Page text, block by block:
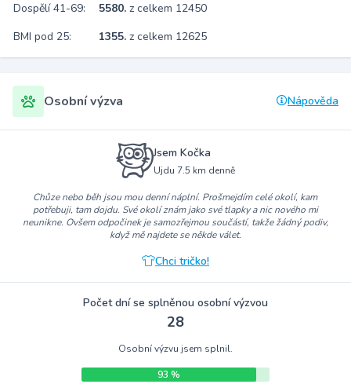
Dospělí 41-69:
5580. z celkem 12450
BMI pod 25:
1355. z celkem 12625
Osobní výzva Nápověda
Jsem Kočka
Ujdu 7.5 km denně
Chůze nebo běh jsou mou denní náplní. Prošmejdím celé okolí, kam
potřebuji, tam dojdu. Své okolí znám jako své tlapky a nic nového mi
neunikne. Ovšem odpočinek je samozřejmou součástí, takže žádný podiv,
když mě najdete se někde válet.
Chci tričko!
Počet dní se splněnou osobní výzvou
28
Osobní výzvu jsem splnil.
93 %